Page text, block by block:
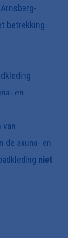
Arnsberg-
betrekking
en
van
de sauna- en
niet